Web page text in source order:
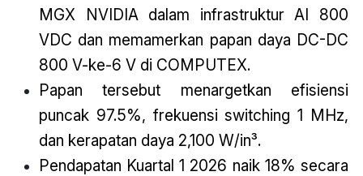
MGX NVIDIA dalam infrastruktur AI 800
VDC dan memamerkan papan daya DC-DC
800 V-ke-6 V di COMPUTEX.
Papan tersebut menargetkan efisiensi
puncak 97.5%, frekuensi switching 1 MHz,
dan kerapatan daya 2,100 W/in³.
Pendapatan Kuartal 1 2026 naik 18% secara